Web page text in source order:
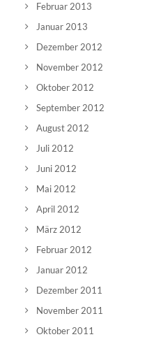
Februar 2013
Januar 2013
Dezember 2012
November 2012
Oktober 2012
September 2012
August 2012
Juli 2012
Juni 2012
Mai 2012
April 2012
März 2012
Februar 2012
Januar 2012
Dezember 2011
November 2011
Oktober 2011